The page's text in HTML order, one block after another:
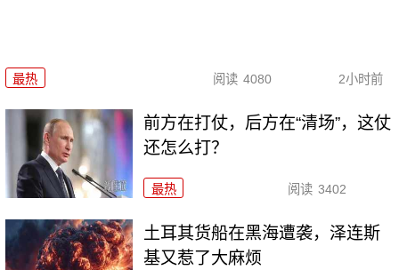
最热 阅读 4080 2小时前
前方在打仗，后方在“清场”，这仗
还怎么打？
最热 阅读 3402
土耳其货船在黑海遭袭，泽连斯
基又惹了大麻烦